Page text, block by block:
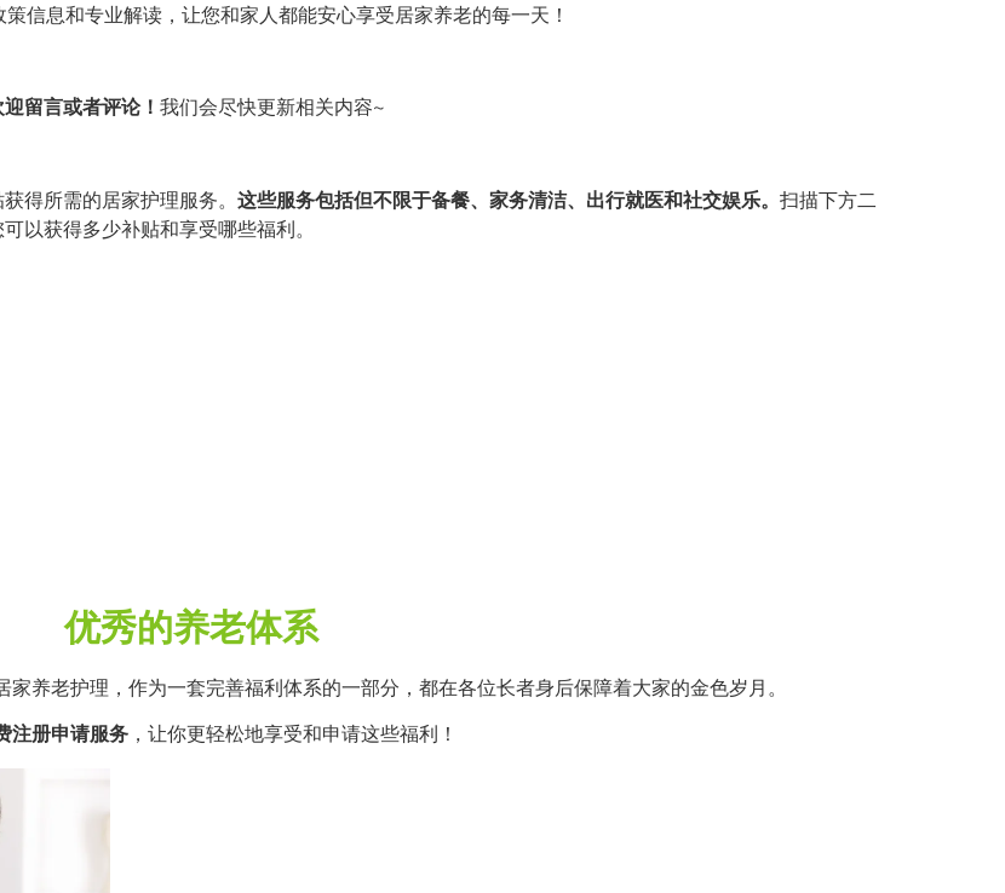
信息和专业解读，让您和家人都能安心享受居家养老的每一天！
留言或者评论！ 我们会尽快更新相关内容~
得所需的居家护理服务。 这些服务包括但不限于备餐、家务清洁、出行就医和社交娱乐。 扫描下方二
以获得多少补贴和享受哪些福利。
优秀的养老体系
养老护理，作为一套完善福利体系的一部分，都在各位长者身后保障着大家的金色岁月。
注册申请服务 ，让你更轻松地享受和申请这些福利！